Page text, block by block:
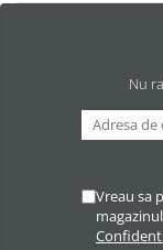
Nu
Vreau sa